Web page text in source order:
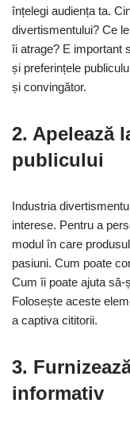
înțelegi audiența ta.
divertismentului? Ce
îi atrage? E important
și preferințele
și convingător.
2. Apelează
publicului
Industria
interese. Pentru a
modul în care
pasiuni. Cum poate
Cum îi poate ajuta
Folosește aceste
a captiva cititorii.
3.
informativ